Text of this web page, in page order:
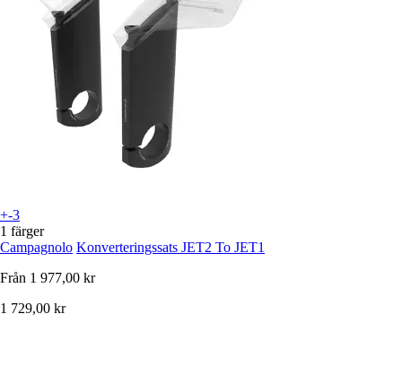
+-3
1 färger
Campagnolo Konverteringssats JET2 To JET1
Från 1 977,00 kr
1 729,00 kr